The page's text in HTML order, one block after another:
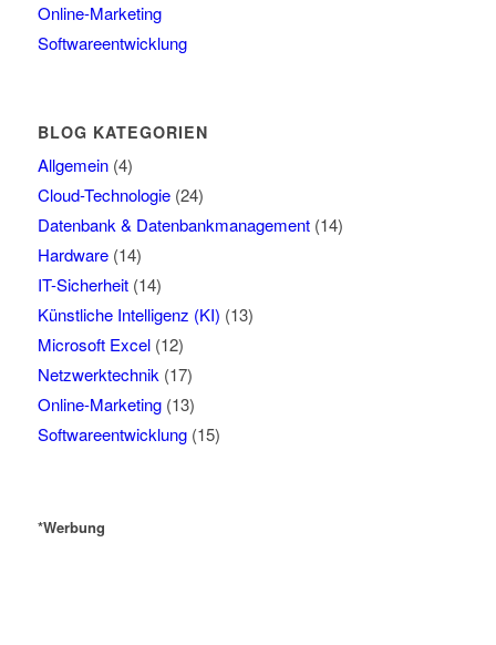
Online-Marketing
Softwareentwicklung
BLOG KATEGORIEN
Allgemein(4)
Cloud-Technologie(24)
Datenbank & Datenbankmanagement(14)
Hardware(14)
IT-Sicherheit(14)
Künstliche Intelligenz (KI) (13)
Microsoft Excel(12)
Netzwerktechnik (17)
Online-Marketing(13)
Softwareentwicklung(15)
*Werbung